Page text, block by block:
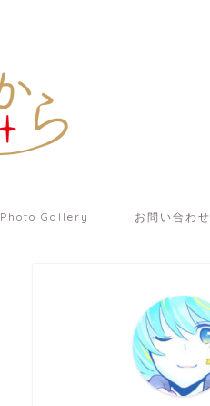
Photo Gallery お問い合わせ